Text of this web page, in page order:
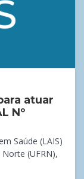
atuar
Nº
Saúde (LAIS)
(UFRN),